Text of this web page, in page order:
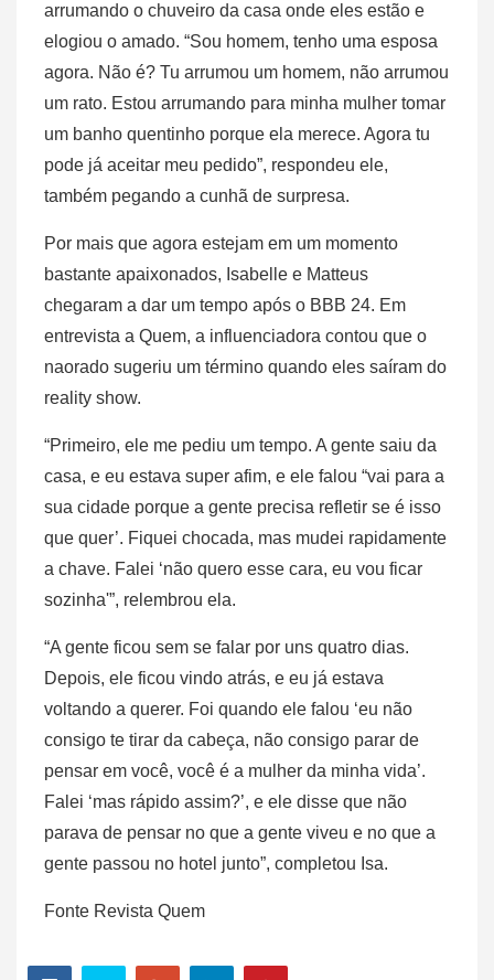
arrumando o chuveiro da casa onde eles estão e
elogiou o amado. “Sou homem, tenho uma esposa
agora. Não é? Tu arrumou um homem, não arrumou
um rato. Estou arrumando para minha mulher tomar
um banho quentinho porque ela merece. Agora tu
pode já aceitar meu pedido”, respondeu ele,
também pegando a cunhã de surpresa.
Por mais que agora estejam em um momento
bastante apaixonados, Isabelle e Matteus
chegaram a dar um tempo após o BBB 24. Em
entrevista a Quem, a influenciadora contou que o
naorado sugeriu um término quando eles saíram do
reality show.
“Primeiro, ele me pediu um tempo. A gente saiu da
casa, e eu estava super afim, e ele falou “vai para a
sua cidade porque a gente precisa refletir se é isso
que quer’. Fiquei chocada, mas mudei rapidamente
a chave. Falei ‘não quero esse cara, eu vou ficar
sozinha'”, relembrou ela.
“A gente ficou sem se falar por uns quatro dias.
Depois, ele ficou vindo atrás, e eu já estava
voltando a querer. Foi quando ele falou ‘eu não
consigo te tirar da cabeça, não consigo parar de
pensar em você, você é a mulher da minha vida’.
Falei ‘mas rápido assim?’, e ele disse que não
parava de pensar no que a gente viveu e no que a
gente passou no hotel junto”, completou Isa.
Fonte Revista Quem